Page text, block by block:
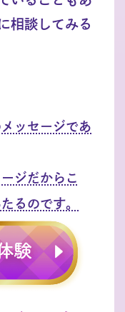
相談してみる
ッセージであ
ジだからこ
るのです。